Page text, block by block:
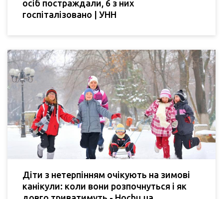
осіб постраждали, 6 з них
госпіталізовано | УНН
Діти з нетерпінням очікують на зимові
канікули: коли вони розпочнуться і як